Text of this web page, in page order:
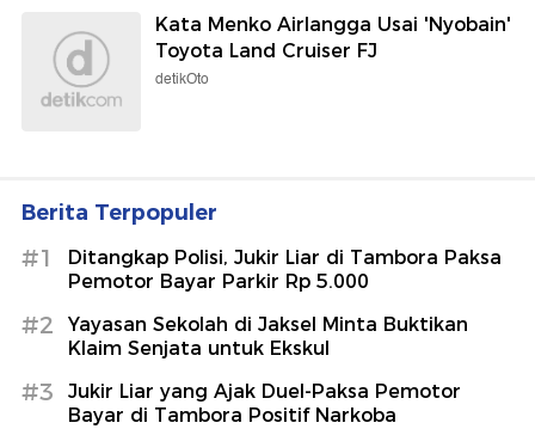
Kata Menko Airlangga Usai 'Nyobain'
Toyota Land Cruiser FJ
detikOto
Berita Terpopuler
#1
Ditangkap Polisi, Jukir Liar di Tambora Paksa
Pemotor Bayar Parkir Rp 5.000
#2
Yayasan Sekolah di Jaksel Minta Buktikan
Klaim Senjata untuk Ekskul
#3
Jukir Liar yang Ajak Duel-Paksa Pemotor
Bayar di Tambora Positif Narkoba